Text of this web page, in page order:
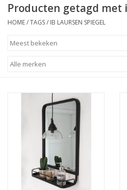
LIFESTYLE
MEUBELS
STATIONARY
ALGEMEEN
Producten getagd met
HOME/TAGS/ IB LAURSEN SPIEGEL